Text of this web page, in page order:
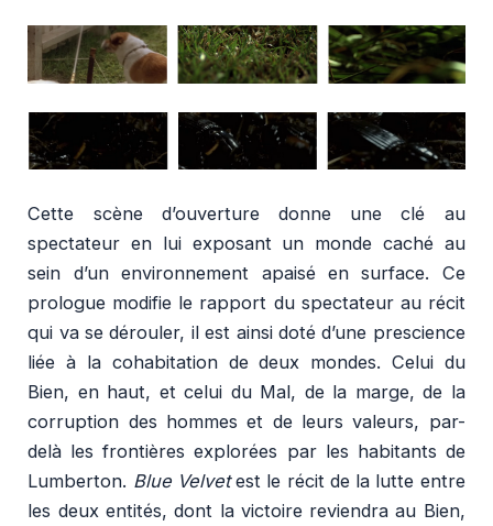
Cette scène d’ouverture donne une clé au
spectateur en lui exposant un monde caché au
sein d’un environnement apaisé en surface. Ce
prologue modifie le rapport du spectateur au récit
qui va se dérouler, il est ainsi doté d’une prescience
liée à la cohabitation de deux mondes. Celui du
Bien, en haut, et celui du Mal, de la marge, de la
corruption des hommes et de leurs valeurs, par-
delà les frontières explorées par les habitants de
Lumberton. Blue Velvetest le récit de la lutte entre
les deux entités, dont la victoire reviendra au Bien,